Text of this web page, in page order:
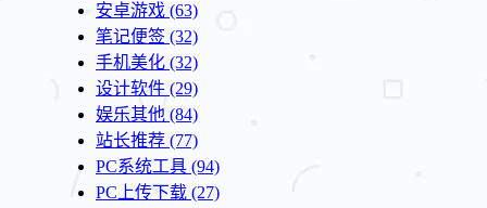
安卓游戏 (63)
笔记便签 (32)
手机美化 (32)
设计软件 (29)
娱乐其他 (84)
站长推荐 (77)
PC系统工具 (94)
PC上传下载 (27)